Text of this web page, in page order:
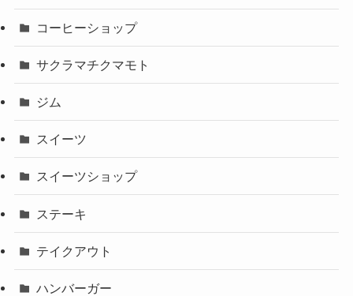
コーヒーショップ
サクラマチクマモト
ジム
スイーツ
スイーツショップ
ステーキ
テイクアウト
ハンバーガー